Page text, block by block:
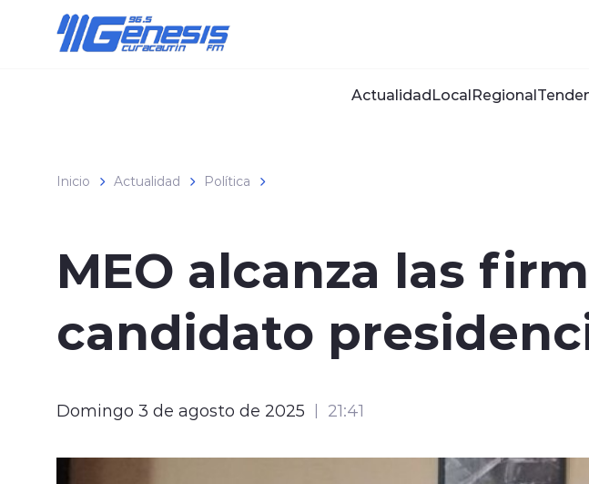
ActualidadLocalRegional
Inicio Actualidad Política
MEO alcanza las
candidato
Domingo 3 de agosto de 2025 21:41